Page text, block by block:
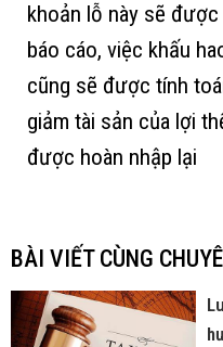
khoản lỗ này sẽ
báo cáo, việc khấu
cũng sẽ được tính
giảm tài sản của lợi
được hoàn nhập lại
BÀI VIẾT CÙNG